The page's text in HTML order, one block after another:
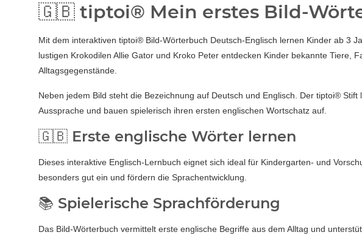
🇬🇧 tiptoi® Mein erstes Bild-
Mit dem interaktiven tiptoi® Bild-Wörterbuch Deutsch-Englisch lernen Kinder ab 3
lustigen Krokodilen Allie Gator und Kroko Peter entdecken Kinder bekannte Tiere,
Alltagsgegenstände.
Neben jedem Bild steht die Bezeichnung auf Deutsch und Englisch. Der tiptoi®
Aussprache und bauen spielerisch ihren ersten englischen Wortschatz auf.
🇬🇧 Erste englische Wörter lernen
Dieses interaktive Englisch-Lernbuch eignet sich ideal für Kindergarten- und
besonders gut ein und fördern die Sprachentwicklung.
📚 Spielerische Sprachförderung
Das Bild-Wörterbuch vermittelt erste englische Begriffe aus dem Alltag und